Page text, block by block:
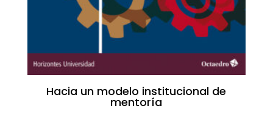
Hacia un modelo institucional de
mentoría